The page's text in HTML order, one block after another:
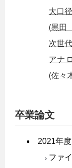
大口
(黒田
次世
アナ
(佐々
卒業論文
2021年度
ファ